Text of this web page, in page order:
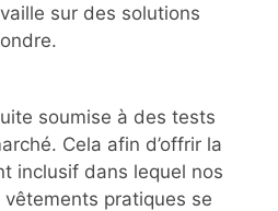
sur des solutions
soumise à des tests
Cela afin d’offrir la
inclusif dans lequel nos
pratiques se